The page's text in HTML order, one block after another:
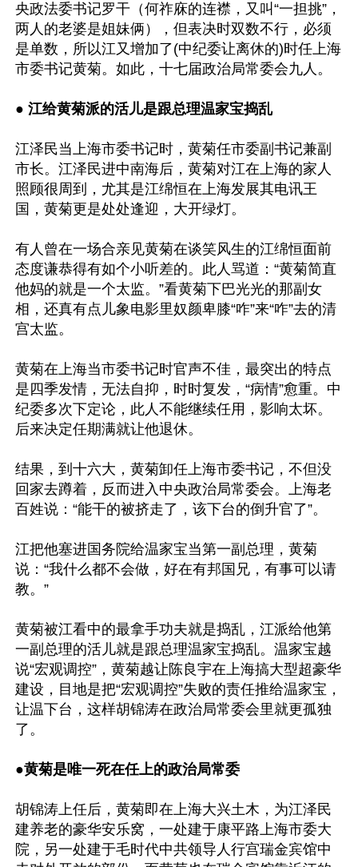
央政法委书记罗干（何祚庥的连襟，又叫“一担挑”，
两人的老婆是姐妹俩），但表决时双数不行，必须
是单数，所以江又增加了(中纪委让离休的)时任上海
市委书记黄菊。如此，十七届政治局常委会九人。
● 江给黄菊派的活儿是跟总理温家宝捣乱
江泽民当上海市委书记时，黄菊任市委副书记兼副
市长。江泽民进中南海后，黄菊对江在上海的家人
照顾很周到，尤其是江绵恒在上海发展其电讯王
国，黄菊更是处处逢迎，大开绿灯。
有人曾在一场合亲见黄菊在谈笑风生的江绵恒面前
态度谦恭得有如个小听差的。此人骂道：“黄菊简直
他妈的就是一个太监。”看黄菊下巴光光的那副女
相，还真有点儿象电影里奴颜卑膝“咋”来“咋”去的清
宫太监。
黄菊在上海当市委书记时官声不佳，最突出的特点
是四季发情，无法自抑，时时复发，“病情”愈重。中
纪委多次下定论，此人不能继续任用，影响太坏。
后来决定任期满就让他退休。
结果，到十六大，黄菊卸任上海市委书记，不但没
回家去蹲着，反而进入中央政治局常委会。上海老
百姓说：“能干的被挤走了，该下台的倒升官了”。
江把他塞进国务院给温家宝当第一副总理，黄菊
说：“我什么都不会做，好在有邦国兄，有事可以请
教。”
黄菊被江看中的最拿手功夫就是捣乱，江派给他第
一副总理的活儿就是跟总理温家宝捣乱。温家宝越
说“宏观调控”，黄菊越让陈良宇在上海搞大型超豪华
建设，目地是把“宏观调控”失败的责任推给温家宝，
让温下台，这样胡锦涛在政治局常委会里就更孤独
了。
●黄菊是唯一死在任上的政治局常委
胡锦涛上任后，黄菊即在上海大兴土木，为江泽民
建养老的豪华安乐窝，一处建于康平路上海市委大
院，另一处建于毛时代中共领导人行宫瑞金宾馆中